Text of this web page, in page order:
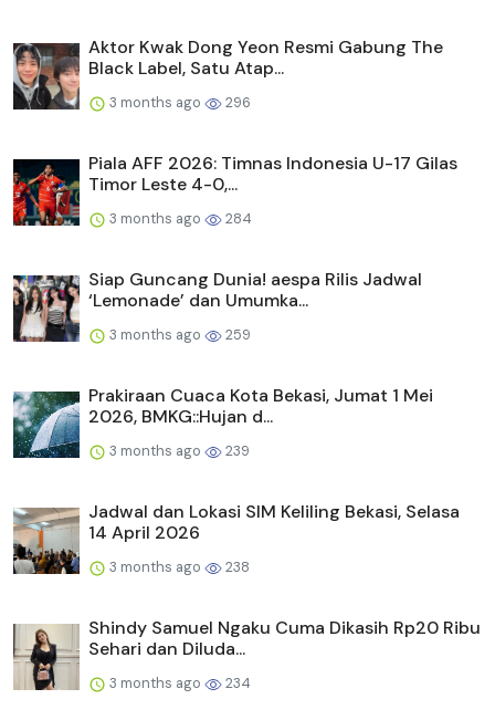
Aktor Kwak Dong Yeon Resmi Gabung The
Black Label, Satu Atap...
3 months ago 296
Piala AFF 2026: Timnas Indonesia U-17 Gilas
Timor Leste 4-0,...
3 months ago 284
Siap Guncang Dunia! aespa Rilis Jadwal
‘Lemonade’ dan Umumka...
3 months ago 259
Prakiraan Cuaca Kota Bekasi, Jumat 1 Mei
2026, BMKG::Hujan d...
3 months ago 239
Jadwal dan Lokasi SIM Keliling Bekasi, Selasa
14 April 2026
3 months ago 238
Shindy Samuel Ngaku Cuma Dikasih Rp20 Ribu
Sehari dan Diluda...
3 months ago 234